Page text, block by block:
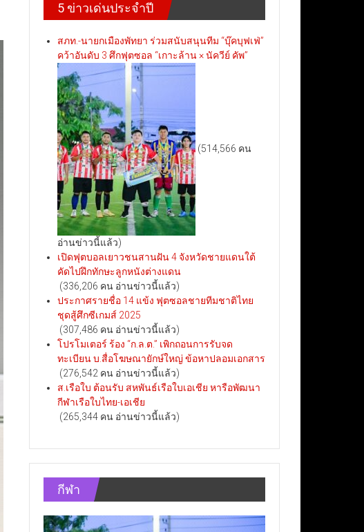
5 ข่าวเด่นประจำปี
สภท.-นายกเมืองพัทยา ร่วมสนับสนุนทีม “บุ๊คบุฟเฟ่”
คว้าอันดับ 3 ศึกฟุตซอล “เกาะล้าน × นัควีย์ คัพ”
(514,566 คน
อ่านข่าวนี้แล้ว)
เปิดฟุตบอลเยาวชนสานฝัน 4 จังหวัดชายแดนใต้
คัดไปฝึกทักษะลูกหนังต่างแดน
(336,206 คน อ่านข่าวนี้แล้ว)
ประกาศรายชื่อ 14 แข้ง ฟุตซอลชายทีมชาติไทย
ชุดสู้ศึกซีเกมส์ 2025
(307,486 คน อ่านข่าวนี้แล้ว)
โปรโมเตอร์ ร้อง “ก.ล.ต.” เพิกถอนการรับจด
ทะเบียน บ.สื่อโฆษณายักษ์ใหญ่ ข้อหาปลอมเอกสาร
(276,542 คน อ่านข่าวนี้แล้ว)
ส.เรือใบ ต้อนรับ สหพันธ์เรือใบเอเชีย หารือพัฒนา
กีฬาเรือใบไทย-เอเชีย
(265,344 คน อ่านข่าวนี้แล้ว)
กีฬา